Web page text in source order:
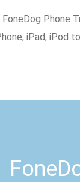
FoneDog Phone
iPad, iPod